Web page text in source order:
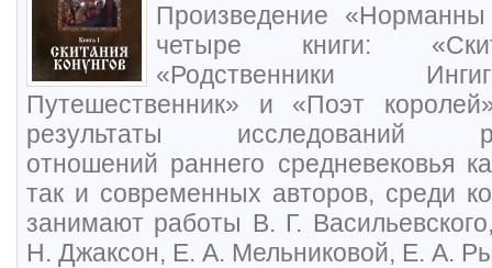
Произведение
четыре книги:
«Родственники
Путешественник» и «Поэт
результаты исследований
отношений раннего средневековья
так и современных авторов, среди
занимают работы В. Г.
Н. Джаксон, Е. А. Мельниковой, Е. А.